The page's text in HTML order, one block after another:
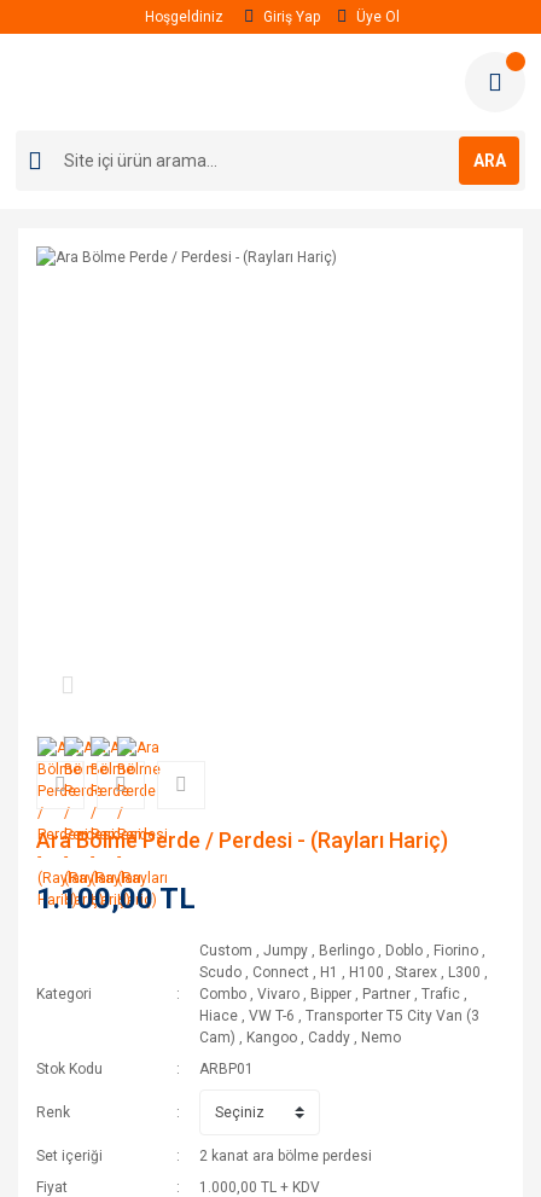
Hoşgeldiniz Giriş Yap Üye Ol
ARA
Ara Bölme Perde / Perdesi - (Rayları Hariç)
1.100,00 TL
Kategori
Custom ,Jumpy , Berlingo , Doblo , Fiorino ,
Scudo , Connect , H1 , H100 ,Starex , L300 ,
Combo ,Vivaro , Bipper , Partner ,Trafic ,
Hiace ,VW T-6 ,Transporter T5 City Van (3
Cam) , Kangoo , Caddy , Nemo
Stok Kodu
ARBP01
Renk
Set içeriği
2 kanat ara bölme perdesi
Fiyat
1.000,00 TL + KDV